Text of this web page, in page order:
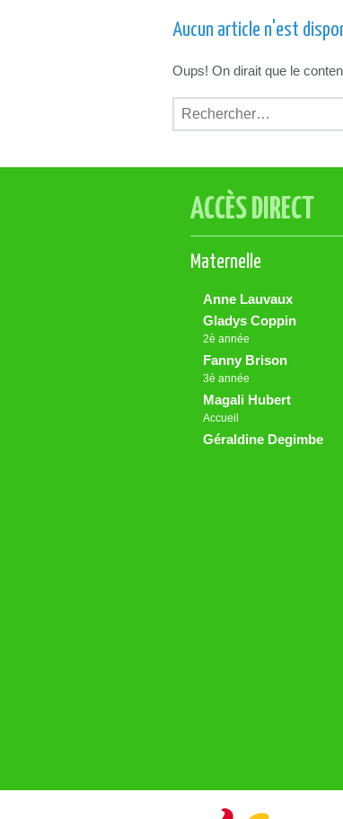
Aucun article n'est
Oups! On dirait que le
ACCÈS DIRECT
Maternelle
Anne Lauvaux
Gladys Coppin
2è année
Fanny Brison
3è année
Magali Hubert
Accueil
Géraldine Degimbe